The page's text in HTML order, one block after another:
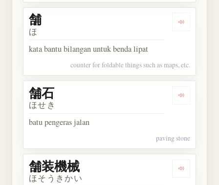
Dengarkan
舗
ほ
kata bantu bilangan untuk benda lipat
counter for foldable things such as maps, etc.
Dengarkan
舗石
ほせき
batu pengeras jalan
paving stone
Dengarkan
舗装機械
ほそうきかい